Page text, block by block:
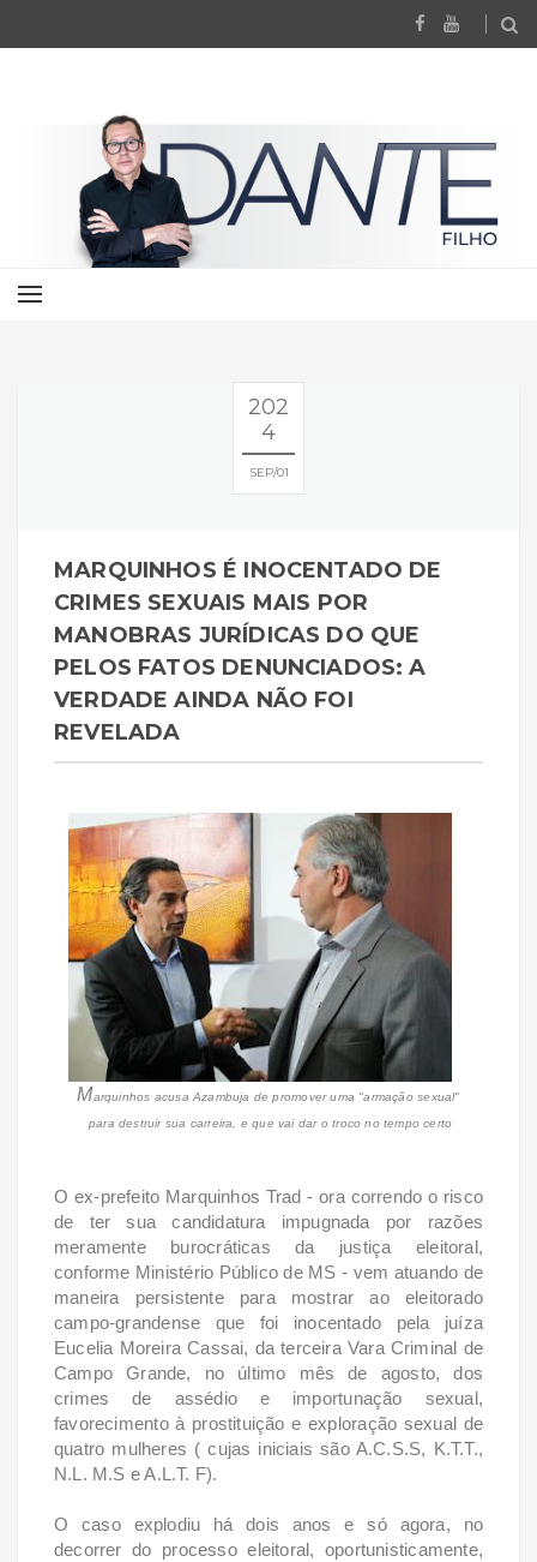
202
4
SEP 01
MARQUINHOS É INOCENTADO DE
CRIMES SEXUAIS MAIS POR
MANOBRAS JURÍDICAS DO QUE
PELOS FATOS DENUNCIADOS: A
VERDADE AINDA NÃO FOI
REVELADA
Marquinhos acusa Azambuja de promover uma "armação sexual"
para destruir sua carreira, e que vai dar o troco no tempo certo
O ex-prefeito Marquinhos Trad - ora correndo o risco
de ter sua candidatura impugnada por razões
meramente burocráticas da justiça eleitoral,
conforme Ministério Público de MS - vem atuando de
maneira persistente para mostrar ao eleitorado
campo-grandense que foi inocentado pela juíza
Eucelia Moreira Cassai, da terceira Vara Criminal de
Campo Grande, no último mês de agosto, dos
crimes de assédio e importunação sexual,
favorecimento à prostituição e exploração sexual de
quatro mulheres ( cujas iniciais são A.C.S.S, K.T.T.,
N.L. M.S e A.L.T. F).
O caso explodiu há dois anos e só agora, no
decorrer do processo eleitoral, oportunisticamente,